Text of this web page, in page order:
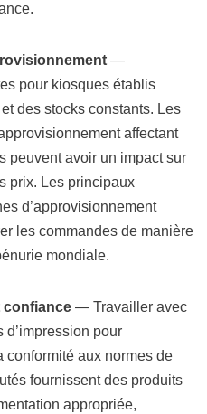
—
pour kiosques établis
des stocks constants. Les
affectant
peuvent avoir un impact sur
prix. Les principaux
d’approvisionnement
les commandes de manière
mondiale.
confiance — Travailler avec
d’impression pour
conformité aux normes de
fournissent des produits
appropriée,